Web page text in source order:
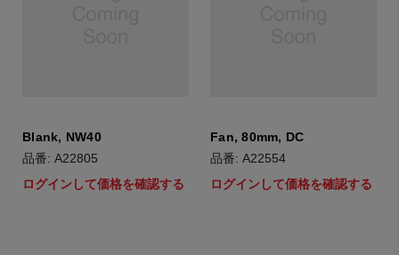
Blank, NW40
品番: A22805
ログインして価格を確認する
Fan, 80mm, DC
品番: A22554
ログインして価格を確認する